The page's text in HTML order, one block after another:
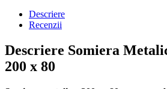
Descriere
Recenzii
Descriere Somiera
200 x 80